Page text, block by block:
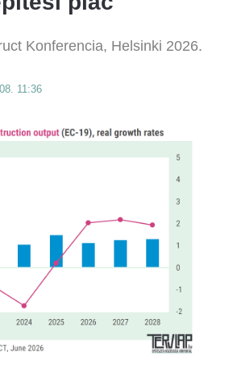
Konferencia, Helsinki 2026.
11:36